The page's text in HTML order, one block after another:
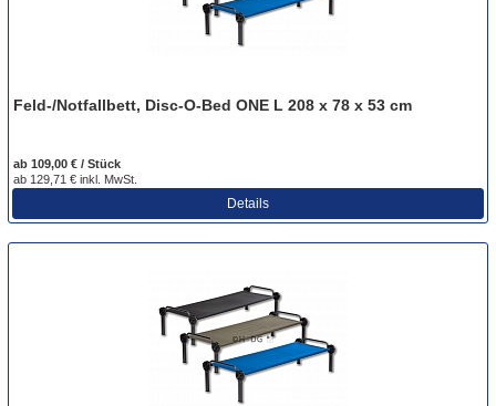
Feld-/Notfallbett, Disc-O-Bed ONE L 208 x 78 x 53 cm
ab 109,00 € / Stück
ab 129,71 € inkl. MwSt.
Details